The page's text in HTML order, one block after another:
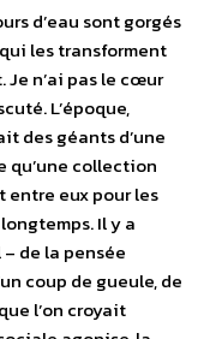
d’eau sont gorgés
les transforment
n’ai pas le cœur
L’époque,
des géants d’une
qu’une collection
eux pour les
Il y a
de la pensée
coup de gueule, de
l’on croyait